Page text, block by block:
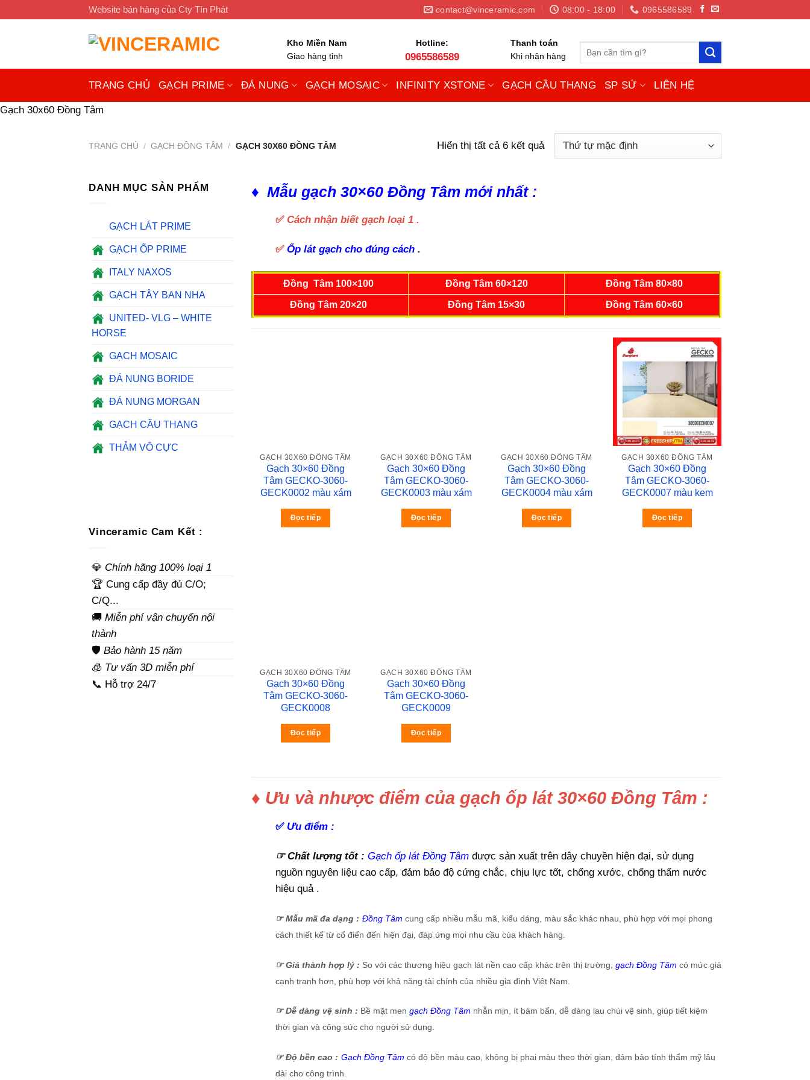
Website bán hàng của Cty Tín Phát contact@vinceramic.com 08:00 - 18:00 0965586589
Kho Miền Nam
Giao hàng tỉnh
Hotline:
0965586589
Thanh toán
Khi nhận hàng
Tìm
TRANG CHỦ GẠCH PRIME ĐÁ NUNG GẠCH MOSAIC INFINITY XSTONE GẠCH CẦU THANG SP SỨ LIÊN HỆ
Gạch 30x60 Đồng Tâm
TRANG CHỦ / GẠCH ĐỒNG TÂM / GẠCH 30X60 ĐỒNG TÂM Hiển thị tất cả 6 kết quả
DANH MỤC SẢN PHẨM
GẠCH LÁT PRIME
GẠCH ỐP PRIME
ITALY NAXOS
GẠCH TÂY BAN NHA
UNITED- VLG – WHITE
HORSE
GẠCH MOSAIC
ĐÁ NUNG BORIDE
ĐÁ NUNG MORGAN
GẠCH CẦU THANG
THẢM VÔ CỰC
Vinceramic Cam Kết :
💎 Chính hãng 100% loại 1
🏆 Cung cấp đầy đủ C/O;
C/Q...
🚚 Miễn phí vận chuyển nội
thành
🛡️ Bảo hành 15 năm
🧊 Tư vấn 3D miễn phí
📞 Hỗ trợ 24/7
♦ Mẫu gạch 30×60 Đồng Tâm mới nhất :
✅ Cách nhận biết gạch loại 1 .
✅ Ốp lát gạch cho đúng cách .
Đồng Tâm 100×100 Đồng Tâm 60×120 Đồng Tâm 80×80
Đồng Tâm 20×20 Đồng Tâm 15×30 Đồng Tâm 60×60
GẠCH 30X60 ĐỒNG TÂM
Gạch 30×60 Đồng
Tâm GECKO-3060-
GECK0002 màu xám
Đọc tiếp
GẠCH 30X60 ĐỒNG TÂM
Gạch 30×60 Đồng
Tâm GECKO-3060-
GECK0003 màu xám
Đọc tiếp
GẠCH 30X60 ĐỒNG TÂM
Gạch 30×60 Đồng
Tâm GECKO-3060-
GECK0004 màu xám
Đọc tiếp
GẠCH 30X60 ĐỒNG TÂM
Gạch 30×60 Đồng
Tâm GECKO-3060-
GECK0007 màu kem
Đọc tiếp
GẠCH 30X60 ĐỒNG TÂM
Gạch 30×60 Đồng
Tâm GECKO-3060-
GECK0008
Đọc tiếp
GẠCH 30X60 ĐỒNG TÂM
Gạch 30×60 Đồng
Tâm GECKO-3060-
GECK0009
Đọc tiếp
♦ Ưu và nhược điểm của gạch ốp lát 30×60 Đồng Tâm :
✅Ưu điểm :
☞ Chất lượng tốt : Gạch ốp lát Đồng Tâm được sản xuất trên dây chuyền hiện đại, sử dụng
nguồn nguyên liệu cao cấp, đảm bảo độ cứng chắc, chịu lực tốt, chống xước, chống thấm nước
hiệu quả .
☞Mẫu mã đa dạng : Đồng Tâm cung cấp nhiều mẫu mã, kiểu dáng, màu sắc khác nhau, phù hợp với mọi phong
cách thiết kế từ cổ điển đến hiện đại, đáp ứng mọi nhu cầu của khách hàng.
☞Giá thành hợp lý : So với các thương hiệu gạch lát nền cao cấp khác trên thị trường, gạch Đồng Tâm có mức giá
cạnh tranh hơn, phù hợp với khả năng tài chính của nhiều gia đình Việt Nam.
☞Dễ dàng vệ sinh : Bề mặt men gạch Đồng Tâm nhẵn mịn, ít bám bẩn, dễ dàng lau chùi vệ sinh, giúp tiết kiệm
thời gian và công sức cho người sử dụng.
☞Độ bền cao : Gạch Đồng Tâm có độ bền màu cao, không bị phai màu theo thời gian, đảm bảo tính thẩm mỹ lâu
dài cho công trình.